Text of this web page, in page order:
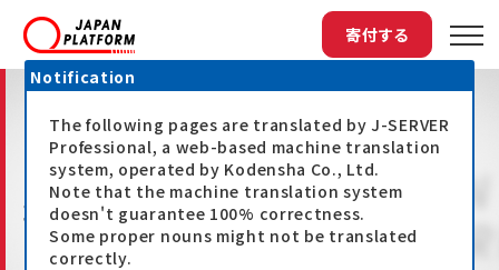
寄付する
最新情報
Notification
The following pages are translated by J-SERVER
Professional, a web-based machine translation
system, operated by Kodensha Co., Ltd.
Note that the machine translation system
doesn't guarantee 100% correctness.
Some proper nouns might not be translated
correctly.